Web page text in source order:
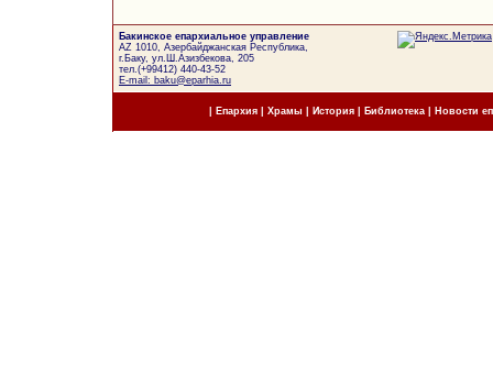
Бакинское епархиальное управление
AZ 1010, Азербайджанская Республика,
г.Баку, ул.Ш.Азизбекова, 205
тел.(+99412) 440-43-52
E-mail: baku@eparhia.ru
Епархия| Храмы История| Библиотека Новости